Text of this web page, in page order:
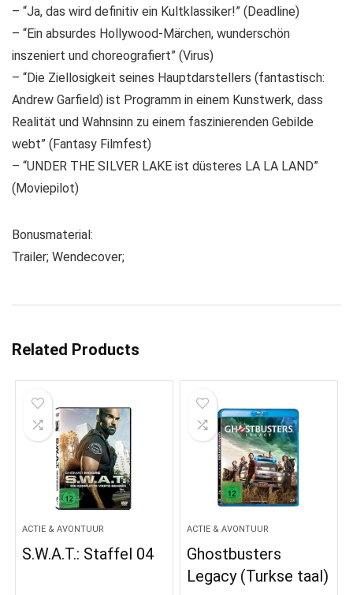
– “Ja, das wird definitiv ein Kultklassiker!” (Deadline)
– “Ein absurdes Hollywood-Märchen, wunderschön
inszeniert und choreografiert” (Virus)
– “Die Ziellosigkeit seines Hauptdarstellers (fantastisch:
Andrew Garfield) ist Programm in einem Kunstwerk, dass
Realität und Wahnsinn zu einem faszinierenden Gebilde
webt” (Fantasy Filmfest)
– “UNDER THE SILVER LAKE ist düsteres LA LA LAND”
(Moviepilot)
Bonusmaterial:
Trailer; Wendecover;
Related Products
ACTIE & AVONTUUR
S.W.A.T.: Staffel 04
ACTIE & AVONTUUR
Ghostbusters
Legacy (Turkse taal)